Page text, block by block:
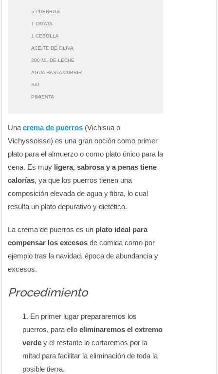
5 PUERROS
1 PATATA
1 CEBOLLA
ACEITE DE OLIVA
200 ML DE LECHE
AGUA HASTA CUBRIR
SAL
PIMIENTA
Unacrema de puerros (Vichisua o
Vichyssoisse) es una gran opción como primer
plato para el almuerzo o como plato único para la
cena. Es muy ligera, sabrosa y a penas tiene
calorías, ya que los puerros tienen una
composición elevada de agua y fibra, lo cual
resulta un plato depurativo y dietético.
La crema de puerros es un plato ideal para
compensar los excesos de comida como por
ejemplo tras la navidad, época de abundancia y
excesos.
Procedimiento
En primer lugar prepararemos los
puerros, para ello eliminaremos el extremo
verde y el restante lo cortaremos por la
mitad para facilitar la eliminación de toda la
posible tierra.